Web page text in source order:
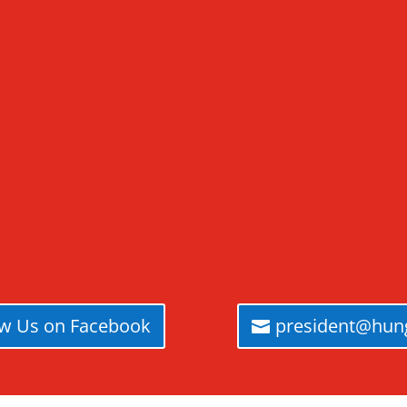
Us on Facebook